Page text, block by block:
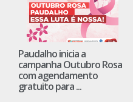
Paudalho inicia a
campanha Outubro Rosa
com agendamento
gratuito para ...